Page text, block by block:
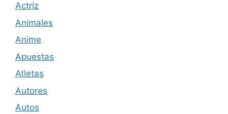
Actriz
Animales
Anime
Apuestas
Atletas
Autores
Autos